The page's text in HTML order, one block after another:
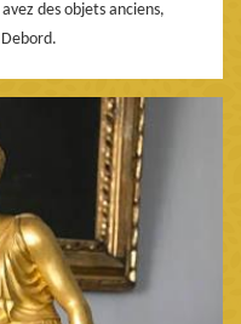
des objets anciens,